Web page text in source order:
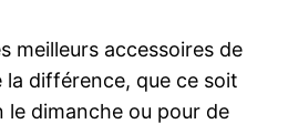
meilleurs accessoires de
différence, que ce soit
le dimanche ou pour de